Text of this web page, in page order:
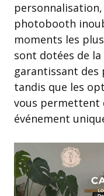
photobooth
moments les
sont dotées de
garantissant des
tandis que les
vous permettent
événement